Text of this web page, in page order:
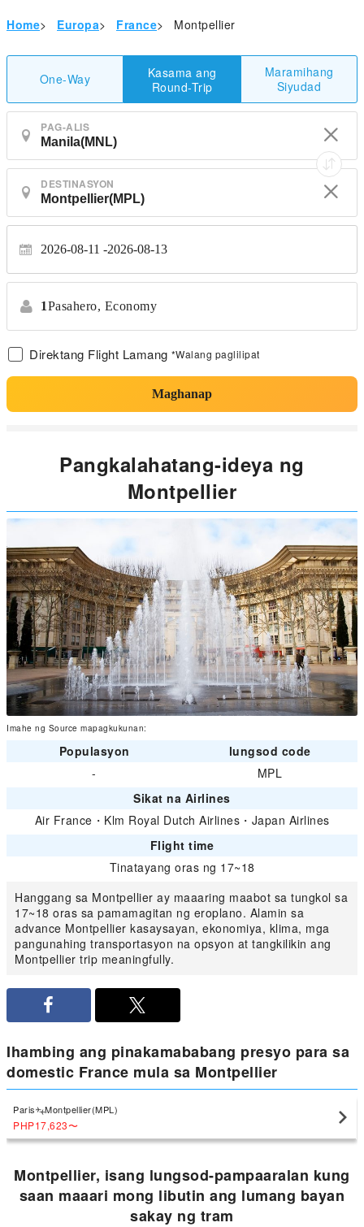
Home> Europa> France> Montpellier
One-Way
Kasama ang
Round-Trip
Maramihang
Siyudad
PAG-ALIS
DESTINASYON
2026-08-11 2026-08-13
1Pasahero, Economy
Direktang Flight Lamang *Walang paglilipat
Maghanap
Pangkalahatang-ideya ng
Montpellier
Imahe ng Source mapagkukunan:
Populasyon
lungsod code
-
MPL
Sikat na Airlines
Air France ・ Klm Royal Dutch Airlines ・ Japan Airlines
Flight time
Tinatayang oras ng 17~18
Hanggang sa Montpellier ay maaaring maabot sa tungkol sa
17~18 oras sa pamamagitan ng eroplano. Alamin sa
advance Montpellier kasaysayan, ekonomiya, klima, mga
pangunahing transportasyon na opsyon at tangkilikin ang
Montpellier trip meaningfully.
Ihambing ang pinakamababang presyo para sa
domestic France mula sa Montpellier
Paris Montpellier(MPL)
PHP17,623〜
Montpellier, isang lungsod-pampaaralan kung
saan maaari mong libutin ang lumang bayan
sakay ng tram